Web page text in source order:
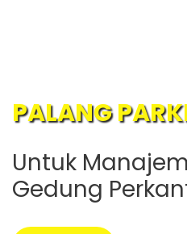
PALANG
Untuk
Gedung
Palang Parkir
Manajemen
Gedung/